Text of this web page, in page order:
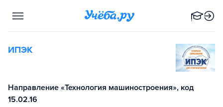
ИПЭК
Направление «Технология машиностроения», код
15.02.16